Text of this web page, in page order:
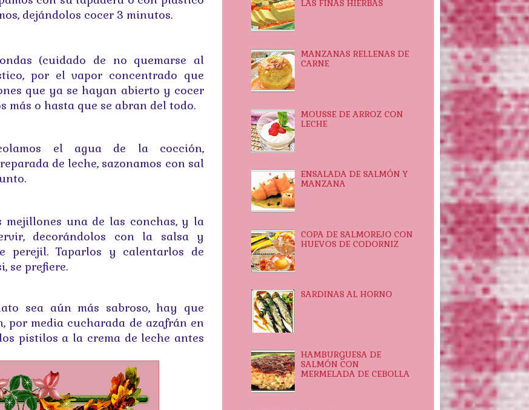
dejándolos cocer 3 minutos.
(cuidado de no quemarse al
por el vapor concentrado que
que ya se hayan abierto y cocer
más o hasta que se abran del todo.
el agua de la cocción,
de leche, sazonamos con sal
mejillones una de las conchas, y la
decorándolos con la salsa y
perejil. Taparlos y calentarlos de
se prefiere.
sea aún más sabroso, hay que
por media cucharada de azafrán en
pistilos a la crema de leche antes
LAS FINAS HIERBAS
MANZANAS RELLENAS DE
CARNE
MOUSSE DE ARROZ CON
LECHE
ENSALADA DE SALMÓN Y
MANZANA
COPA DE SALMOREJO CON
HUEVOS DE CODORNIZ
SARDINAS AL HORNO
HAMBURGUESA DE
SALMÓN CON
MERMELADA DE CEBOLLA